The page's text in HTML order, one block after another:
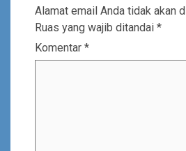
Alamat email Anda tidak akan
Ruas yang wajib ditandai *
Komentar *